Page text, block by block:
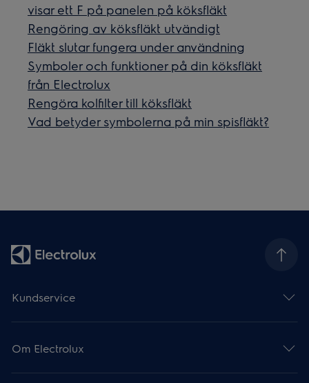
visar ett F på panelen på köksfläkt
Rengöring av köksfläkt utvändigt
Fläkt slutar fungera under användning
Symboler och funktioner på din köksfläkt
från Electrolux
Rengöra kolfilter till köksfläkt
Vad betyder symbolerna på min spisfläkt?
Kundservice
Om Electrolux